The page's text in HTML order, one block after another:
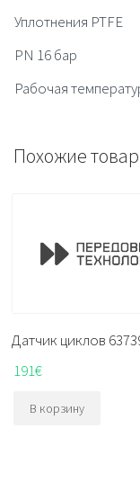
Уплотнения PTFE
PN 16 бар
Рабочая
Похожие
Датчик циклов
191€
В корзину